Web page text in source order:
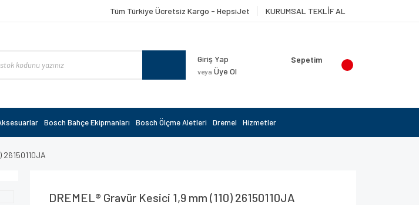
Tüm Türkiye Ücretsiz Kargo - HepsiJet KURUMSAL TEKLİF AL
Giriş Yap
veya Üye Ol
Sepetim
Bosch Bahçe Ekipmanları Bosch Ölçme Aletleri Dremel Hizmetler
26150110JA
DREMEL® Gravür Kesici 1,9 mm (110) 26150110JA